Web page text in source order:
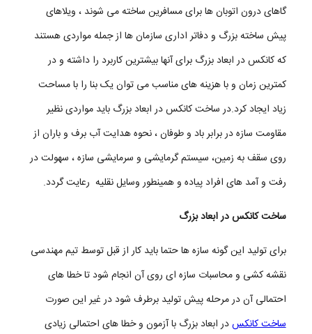
شدن و اتصال مجدد کانکس بزرگ مشخص کرده و هر بخش با یک ماشین جدا گانه
حمل شود. البته در برخی شرایط بهتر است بجای این کار تمامی مراحل ساخت را در
همان محل استفاده انجام دهیم زیرا مشکلات مربوط به حمل را با این کار حذف نموده و
سازه یکپارچگی بیشتری خواهد داشت. کانکس راکو با تولید بیش از سی و شش واحد
ساخت کانکس در ابعاد بزرگ یکی از مجهز ترین شرکت ها در تولید سازه های پیش
ساخته با ابعاد بزرگ می باشد که تا کنون برای کاربری های گوناگونی از جمله کلاس درس
، اتاق کنفرانس ، دفاتر پروژه های عمرانی و ساختمانی ، کانکس اداری و فروشگاه بین
راهی و بسیاری از کاربری های دیگر تولید کرده است. گروه مهندسین راه کوشش -
گاهای درون اتوبان ها برای مسافرین ساخته می شوند ، ویلاهای
پیش ساخته بزرگ و دفاتر اداری سازمان ها از جمله مواردی هستند
که کانکس در ابعاد بزرگ برای آنها بیشترین کاربرد را داشته و در
کمترین زمان و با هزینه های مناسب می توان یک بنا را با مساحت
زیاد ایجاد کرد.در ساخت کانکس در ابعاد بزرگ باید مواردی نظیر
مقاومت سازه در برابر باد و طوفان ، نحوه هدایت آب برف و باران از
روی سقف به زمین، سیستم گرمایشی و سرمایشی سازه ، سهولت در
رفت و آمد های افراد پیاده و همینطور وسایل نقلیه رعایت گردد.
ساخت کانکس در ابعاد بزرگ
برای تولید این گونه سازه ها حتما باید کار از قبل توسط تیم مهندسی
نقشه کشی و محاسبات سازه ای روی آن انجام شود تا خطا های
احتمالی آن در مرحله پیش تولید برطرف شود در غیر این صورت
ساخت کانکسدر ابعاد بزرگ با آزمون و خطا های احتمالی زیادی